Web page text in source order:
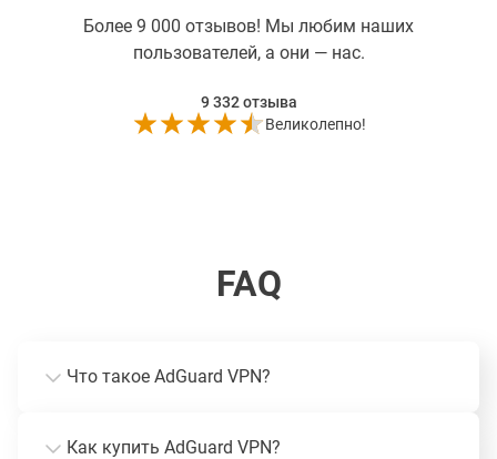
Более 9 000 отзывов! Мы любим наших
пользователей, а они — нас.
9 332отзыва
Великолепно!
FAQ
Что такое AdGuard VPN?
Как купить AdGuard VPN?